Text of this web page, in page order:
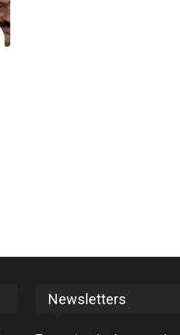
Newsletters